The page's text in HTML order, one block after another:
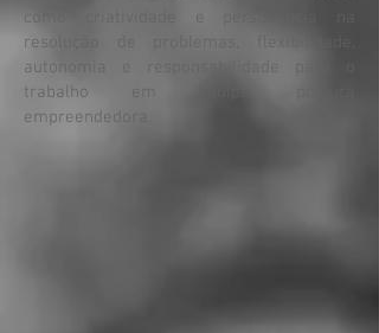
como criatividade e persistência na
resolução de problemas, flexibilidade,
autonomia e responsabilidade para o
trabalho em equipe, postura
empreendedora.